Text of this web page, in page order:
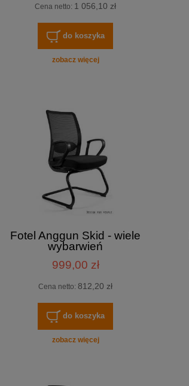
Cena netto: 1 056,10 zł
do koszyka
zobacz więcej
Fotel Anggun Skid - wiele
wybarwień
999,00 zł
Cena netto: 812,20 zł
do koszyka
zobacz więcej